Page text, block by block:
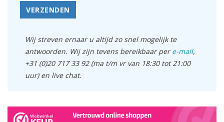
VERZENDEN
Wij streven ernaar u altijd zo snel mogelijk te
antwoorden. Wij zijn tevens bereikbaar pere-mail,
+31 (0)20 717 33 92 (ma t/m vr van 18:30 tot 21:00
uur) en live chat.